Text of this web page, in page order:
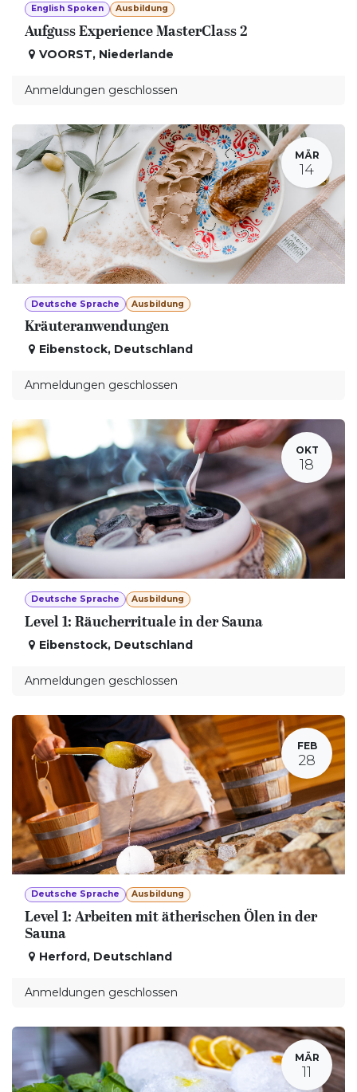
English Spoken Ausbildung
Aufguss Experience MasterClass 2
VOORST, Niederlande
Anmeldungen geschlossen
MÄR
14
Deutsche Sprache Ausbildung
Kräuteranwendungen
Eibenstock, Deutschland
Anmeldungen geschlossen
OKT
18
Deutsche Sprache Ausbildung
Level 1: Räucherrituale in der Sauna
Eibenstock, Deutschland
Anmeldungen geschlossen
FEB
28
Deutsche Sprache Ausbildung
Level 1: Arbeiten mit ätherischen Ölen in der
Sauna
Herford, Deutschland
Anmeldungen geschlossen
MÄR
11